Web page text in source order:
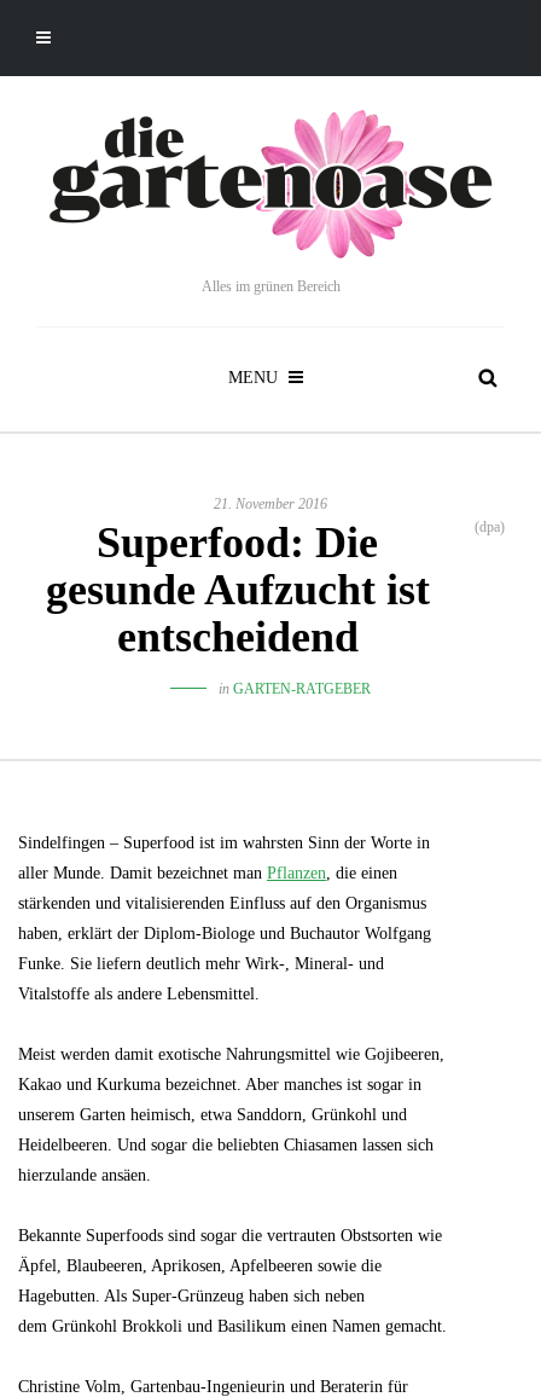
Alles im grünen Bereich
MENU
21. November 2016
Superfood: Die
gesunde Aufzucht ist
entscheidend
(dpa)
in GARTEN-RATGEBER
Sindelfingen – Superfood ist im wahrsten Sinn der Worte in
aller Munde. Damit bezeichnet man Pflanzen, die einen
stärkenden und vitalisierenden Einfluss auf den Organismus
haben, erklärt der Diplom-Biologe und Buchautor Wolfgang
Funke. Sie liefern deutlich mehr Wirk-, Mineral- und
Vitalstoffe als andere Lebensmittel.
Meist werden damit exotische Nahrungsmittel wie Gojibeeren,
Kakao und Kurkuma bezeichnet. Aber manches ist sogar in
unserem Garten heimisch, etwa Sanddorn, Grünkohl und
Heidelbeeren. Und sogar die beliebten Chiasamen lassen sich
hierzulande ansäen.
Bekannte Superfoods sind sogar die vertrauten Obstsorten wie
Äpfel, Blaubeeren, Aprikosen, Apfelbeeren sowie die
Hagebutten. Als Super-Grünzeug haben sich neben
dem Grünkohl Brokkoli und Basilikum einen Namen gemacht.
Christine Volm, Gartenbau-Ingenieurin und Beraterin für